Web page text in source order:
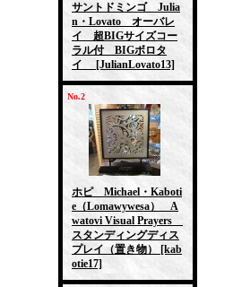
サントドミンゴ Julia
n・Lovato オーバレ
イ 超BIGサイズコー
ラル付 BIGボロタ
イ
[JulianLovato13]
No.2
ホピ Michael・Kaboti
e（Lomawywesa） A
watovi Visual Prayers
スタンディングディス
プレイ（置き物）
[kab
otie17]